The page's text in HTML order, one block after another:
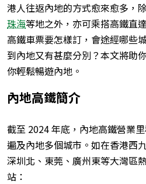
港人往返內地的方式愈來愈多，
珠海等地之外，亦可乘搭高鐵直
高鐵車票要怎樣訂，會途經哪些
到內地又有甚麼分別？本文將助
你輕鬆暢遊內地。
內地高鐵簡介
截至 2024 年底，內地高鐵營業
遍及內地多個城市。如在香港西
深圳北、東莞、廣州東等大灣區
站：